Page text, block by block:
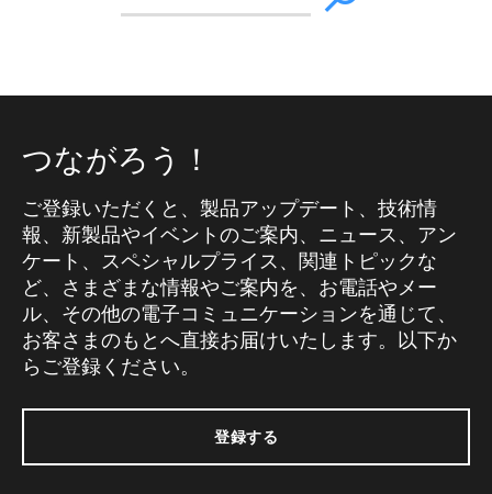
つながろう！
ご登録いただくと、製品アップデート、技術情
報、新製品やイベントのご案内、ニュース、アン
ケート、スペシャルプライス、関連トピックな
ど、さまざまな情報やご案内を、お電話やメー
ル、その他の電子コミュニケーションを通じて、
お客さまのもとへ直接お届けいたします。以下か
らご登録ください。
登録する